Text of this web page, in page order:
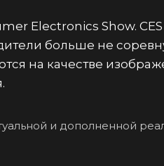
Electronics Show.
больше не
на качестве
и дополненной